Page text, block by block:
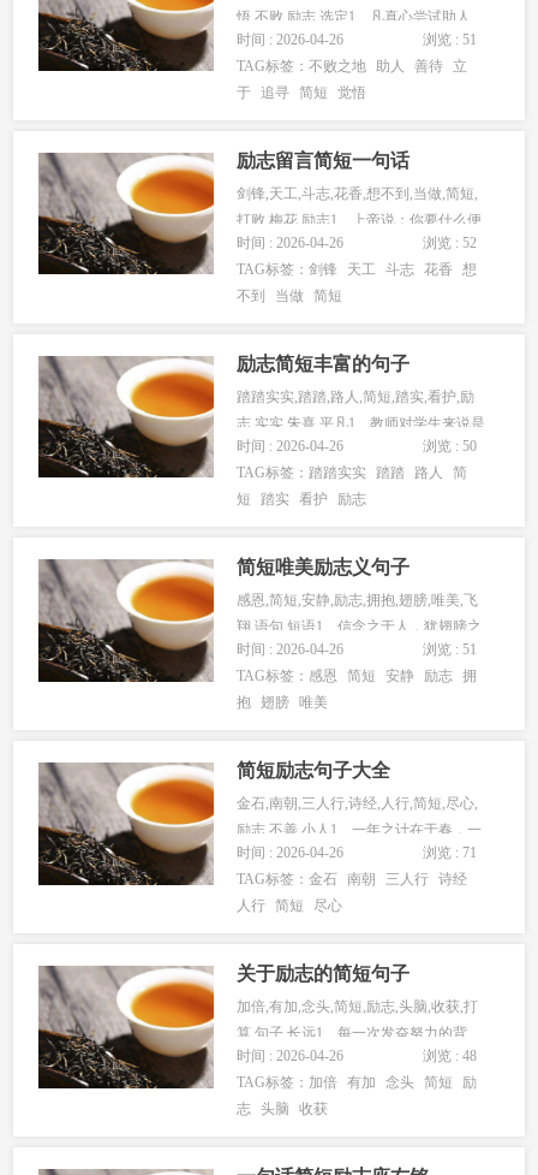
悟,不败,励志,选定1、凡真心尝试助人
者，没有不帮到自己的...
时间 : 2026-04-26
浏览 : 51
TAG标签：不败之地 助人 善待
立
于 追寻 简短 觉悟
励志留言简短一句话
剑锋,天工,斗志,花香,想不到,当做,简短,
打败,梅花,励志1、上帝说：你要什么便
取什么，但是要付出...
时间 : 2026-04-26
浏览 : 52
TAG标签：剑锋 天工 斗志 花香
想
不到
当做 简短
励志简短丰富的句子
踏踏实实,踏踏,路人,简短,踏实,看护,励
志,实实,朱熹,平凡1、教师对学生来说是
一个引路人似的朋友...
时间 : 2026-04-26
浏览 : 50
TAG标签： 踏踏实实 踏踏 路人
简
短
踏实 看护 励志
简短唯美励志义句子
感恩,简短,安静,励志,拥抱,翅膀,唯美,飞
翔,语句,短语1、信念之于人，犹翅膀之
于鸟，信念是飞翔的...
时间 : 2026-04-26
浏览 : 51
TAG标签：感恩 简短 安静 励志 拥
抱
翅膀 唯美
简短励志句子大全
金石,南朝,三人行,诗经,人行,简短,尽心,
励志,不善,小人1、一年之计在于春，一
日之计在于晨。 南...
时间 : 2026-04-26
浏览 : 71
TAG标签：金石 南朝 三人行 诗经
人行 简短 尽心
关于励志的简短句子
加倍,有加,念头,简短,励志,头脑,收获,打
算,句子,长远1、每一次发奋努力的背
后，必有加倍的赏赐。...
时间 : 2026-04-26
浏览 : 48
TAG标签： 加倍 有加 念头 简短
励
志 头脑 收获